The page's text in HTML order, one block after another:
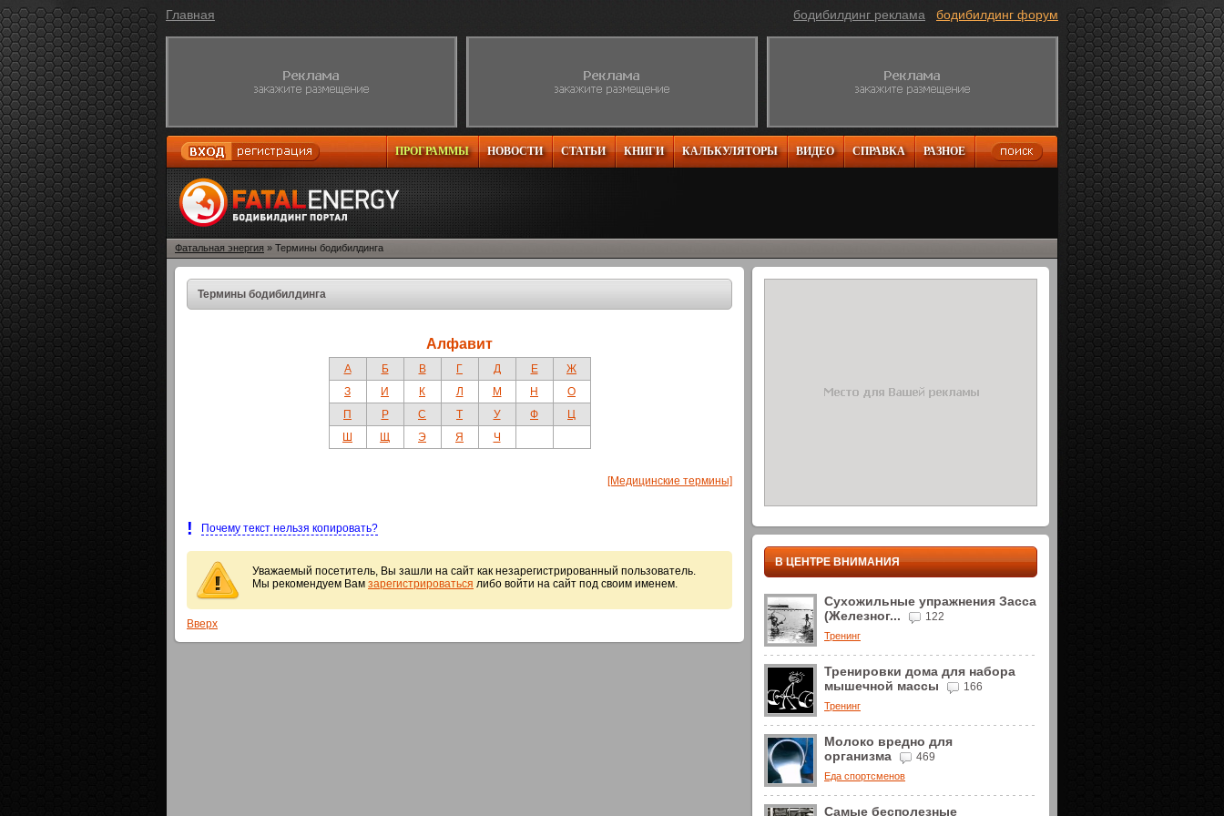
Главная бодибилдинг реклама бодибилдинг форум
РАЗНОЕ
СПРАВКА
ВИДЕО
КАЛЬКУЛЯТОРЫ
КНИГИ
СТАТЬИ
НОВОСТИ
ПРОГРАММЫ
Фатальная энергия » Термины бодибилдинга
Термины бодибилдинга
Алфавит
А Б В Г Д Е
Ж
З
И К Л М Н
О
П
Р С Т У Ф
Ц
Ш
Щ Э Я Ч
[Медицинские термины]
! Почему текст нельзя копировать?
Уважаемый посетитель, Вы зашли на сайт как незарегистрированный пользователь.
Мы рекомендуем Вам зарегистрироваться либо войти на сайт под своим именем.
Вверх
В ЦЕНТРЕ ВНИМАНИЯ
Сухожильные упражнения Засса
(Железног...
122
Тренинг
Тренировки дома для набора
мышечной массы
166
Тренинг
Молоко вредно для
организма
469
Еда спортсменов
Самые бесполезные